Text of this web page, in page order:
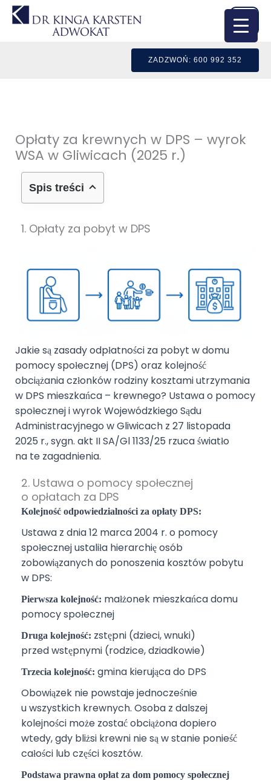
Przejdź
ZADZWOŃ: 600 992 352
Opłaty za krewnych w DPS – wyrok
WSA w Gliwicach (2025 r.)
Spis treści
1. Opłaty za pobyt w DPS
Jakie są zasady odpłatności za pobyt w domu
pomocy społecznej (DPS) oraz kolejność
obciążania członków rodziny kosztami utrzymania
w DPS mieszkańca – krewnego? Ustawa o pomocy
społecznej i wyrok Wojewódzkiego Sądu
Administracyjnego w Gliwicach z 27 listopada
2025 r., sygn. akt II SA/Gl 1133/25 rzuca światło
na te zagadnienia.
2. Ustawa o pomocy społecznej
o opłatach za DPS
Kolejność odpowiedzialności za opłaty DPS:
Ustawaz dnia 12 marca 2004 r. o pomocy
społecznejustaliła hierarchię osób
zobowiązanych do ponoszenia kosztów pobytu
w DPS:
Pierwsza kolejność: małżonek mieszkańca domu
pomocy społecznej
Druga kolejność: zstępni (dzieci, wnuki)
przed wstępnymi (rodzice, dziadkowie)
Trzecia kolejność: gmina kierująca do DPS
Obowiązek nie powstaje jednocześnie
u wszystkich krewnych. Osoba z dalszej
kolejności może zostać obciążona dopiero
wtedy, gdy bliżsi krewni nie są w stanie ponieść
całości lub części kosztów.
Podstawa prawna opłat za dom pomocy społecznej